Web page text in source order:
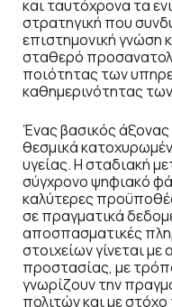
και ταυτόχρονα τα
στρατηγική που
επιστημονική γνώση
σταθερό
ποιότητας των
καθημερινότητας
Ένας βασικός άξονας
θεσμικά
υγείας. Η σταδιακή
σύγχρονο ψηφιακό
καλύτερες
σε πραγματικά
αποσπασματικές
στοιχείων γίνεται
προστασίας, με
γνωρίζουν την
πολιτών και με